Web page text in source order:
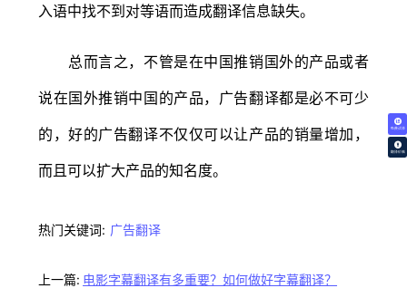
免费试译
翻译价格
入语中找不到对等语而造成翻译信息缺失。
总而言之，不管是在中国推销国外的产品或者
说在国外推销中国的产品，广告翻译都是必不可少
的，好的广告翻译不仅仅可以让产品的销量增加，
而且可以扩大产品的知名度。
热门关键词: 广告翻译
上一篇: 电影字幕翻译有多重要？如何做好字幕翻译？